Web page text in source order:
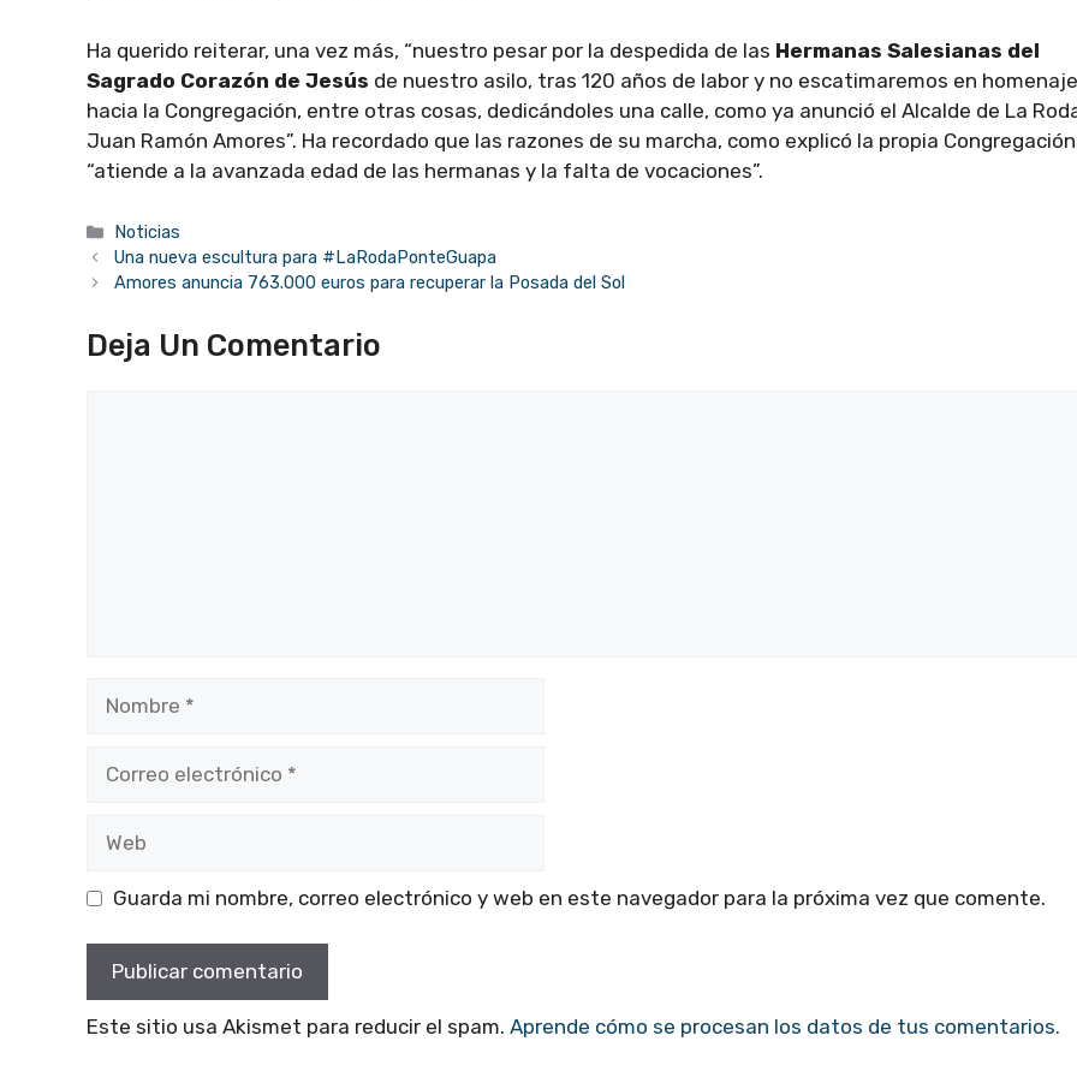
Ha querido reiterar, una vez más, “nuestro pesar por la despedida de las Hermanas Salesianas del
Sagrado Corazón de Jesús de nuestro asilo, tras 120 años de labor y no escatimaremos en
hacia la Congregación, entre otras cosas, dedicándoles una calle, como ya anunció el Alcalde de La
Juan Ramón Amores”. Ha recordado que las razones de su marcha, como explicó la propia
“atiende a la avanzada edad de las hermanas y la falta de vocaciones”.
Categorías
Noticias
Una nueva escultura para #LaRodaPonteGuapa
Amores anuncia 763.000 euros para recuperar la Posada del Sol
Deja Un Comentario
electrónico
Guarda mi nombre, correo electrónico y web en este navegador para la próxima vez que comente.
Este sitio usa Akismet para reducir el spam. Aprende cómo se procesan los datos de tus comentarios.